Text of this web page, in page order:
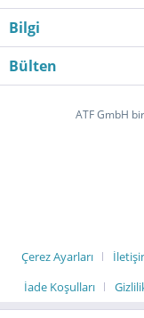
Bilgi
Bülten
ATF GmbH
Çerez Ayarları
İade Koşulları